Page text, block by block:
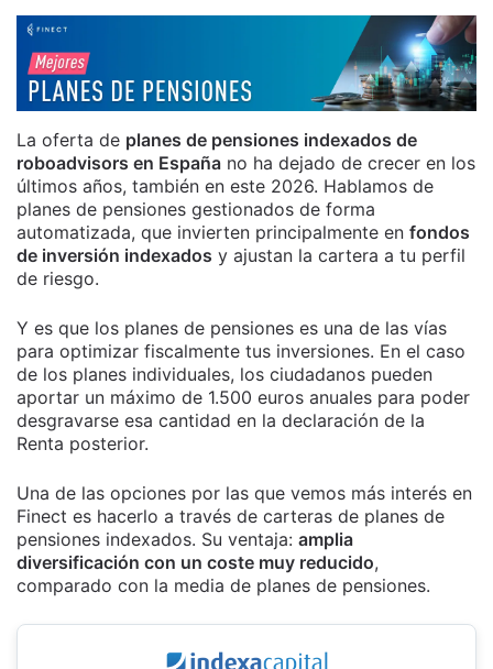
La oferta de planes de pensiones indexados de
roboadvisors en España no ha dejado de crecer en los
últimos años, también en este 2026. Hablamos de
planes de pensiones gestionados de forma
automatizada, que invierten principalmente en fondos
de inversión indexados y ajustan la cartera a tu perfil
de riesgo.
Y es que los planes de pensiones es una de las vías
para optimizar fiscalmente tus inversiones. En el caso
de los planes individuales, los ciudadanos pueden
aportar un máximo de 1.500 euros anuales para poder
desgravarse esa cantidad en la declaración de la
Renta posterior.
Una de las opciones por las que vemos más interés en
Finect es hacerlo a través de carteras de planes de
pensiones indexados. Su ventaja: amplia
diversificación con un coste muy reducido,
comparado con la media de planes de pensiones.